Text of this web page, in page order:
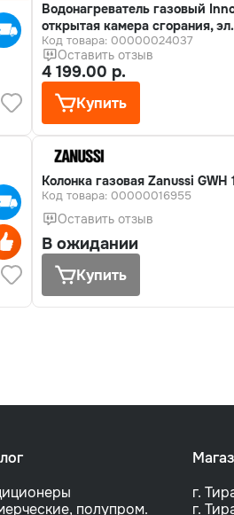
Водонагреватель газовый
открытая камера сгорания,
Код товара: 00000024037
Оставить отзыв
4 199.00 р.
Купить
Колонка газовая Zanussi
Код товара: 00000016955
Оставить отзыв
В ожидании
Купить
полупром.
г.
г.